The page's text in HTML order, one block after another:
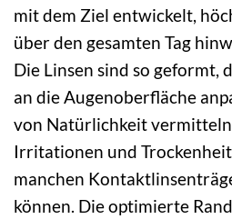
mit dem Ziel entwickelt,
über den gesamten Tag
Die Linsen sind so geformt,
an die Augenoberfläche
von Natürlichkeit
Irritationen und
manchen
können. Die optimierte